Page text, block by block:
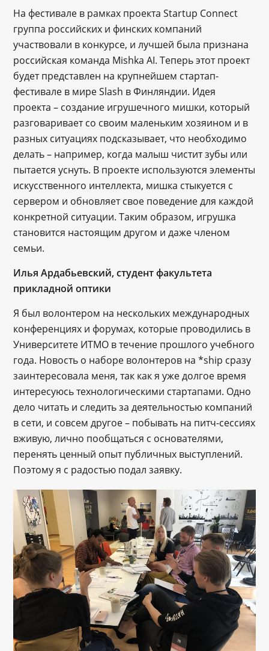
На фестивале в рамках проекта Startup Connect
группа российских и финских компаний
участвовали в конкурсе, и лучшей была признана
российская команда Mishka AI. Теперь этот проект
будет представлен на крупнейшем стартап-
фестивале в мире Slash в Финляндии. Идея
проекта – создание игрушечного мишки, который
разговаривает со своим маленьким хозяином и в
разных ситуациях подсказывает, что необходимо
делать – например, когда малыш чистит зубы или
пытается уснуть. В проекте используются элементы
искусственного интеллекта, мишка стыкуется с
сервером и обновляет свое поведение для каждой
конкретной ситуации. Таким образом, игрушка
становится настоящим другом и даже членом
семьи.
Илья Ардабьевский, студент факультета
прикладной оптики
Я был волонтером на нескольких международных
конференциях и форумах, которые проводились в
Университете ИТМО в течение прошлого учебного
года. Новость о наборе волонтеров на *ship сразу
заинтересовала меня, так как я уже долгое время
интересуюсь технологическими стартапами. Одно
дело читать и следить за деятельностью компаний
в сети, и совсем другое – побывать на питч-сессиях
вживую, лично пообщаться с основателями,
перенять ценный опыт публичных выступлений.
Поэтому я с радостью подал заявку.